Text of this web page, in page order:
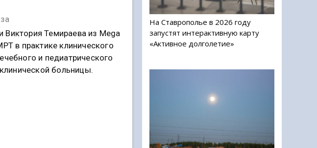
Виктория Темираева из Mega
в практике клинического
и педиатрического
больницы.
На Ставрополье в 2026 году
запустят интерактивную карту
«Активное долголетие»